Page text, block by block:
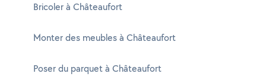
Bricoler à Châteaufort
Monter des meubles à Châteaufort
Poser du parquet à Châteaufort